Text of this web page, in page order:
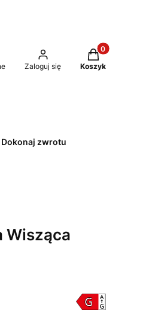
Zaloguj się
Produkty w
Koszyk
Dokonaj zwrotu
Wisząca